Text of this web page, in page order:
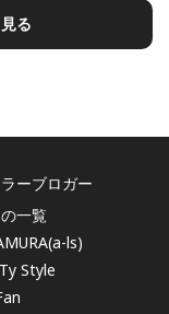
る
ーブロガー
一覧
ls)
Style